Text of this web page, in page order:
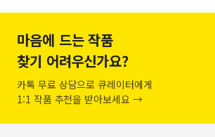
마음에 드는 작품
찾기 어려우신가요?
카톡 무료 상담으로 큐레이터에게
1:1 작품 추천을 받아보세요 →